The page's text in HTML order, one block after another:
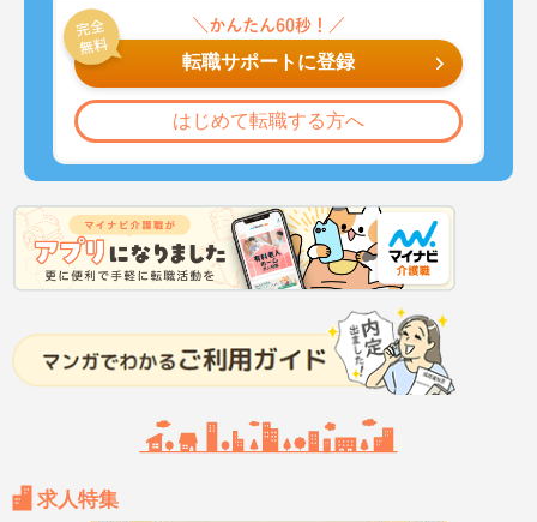
転職サポートに登録
はじめて転職する方へ
求人特集